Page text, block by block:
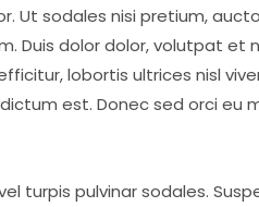
Ut sodales nisi pretium,
Duis dolor dolor, volutpat et
lobortis ultrices nisl
est. Donec sed orci eu
turpis pulvinar sodales.